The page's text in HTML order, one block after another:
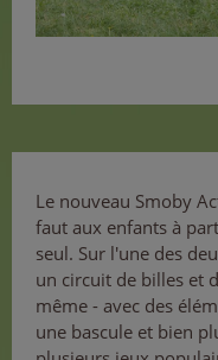
Le nouveau Smoby
faut aux enfants à
seul. Sur l'une des
un circuit de billes et
même - avec des
une bascule et bien